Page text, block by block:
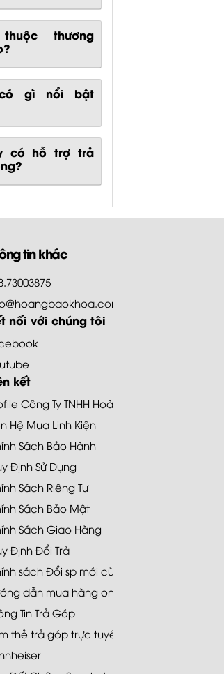
thương
gì nổi bật
có hỗ trợ trả
tin khác
nối với chúng tôi
kết
Công Ty TNHH Hoàng Bảo Khoa
Hệ Mua Linh Kiện
Sách Bảo Hành
Định Sử Dụng
Sách Riêng Tư
Sách Bảo Mật
Sách Giao Hàng
Định Đổi Trả
sách Đổi sp mới cùng loại 48H
dẫn mua hàng online
Tin Trả Góp
thẻ trả góp trực tuyến